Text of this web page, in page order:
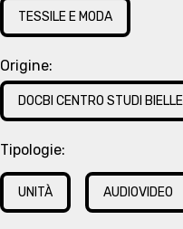
TESSILE E MODA
Origine:
DOCBI CENTRO STUDI
Tipologie:
UNITÀ AUDIOVIDEO